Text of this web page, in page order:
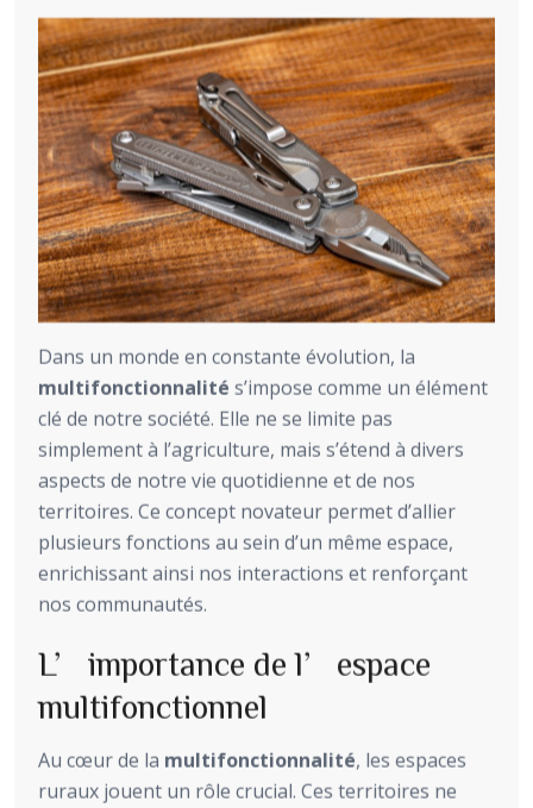
Dans un monde en constante évolution, la
multifonctionnalité s’impose comme un élément
clé de notre société. Elle ne se limite pas
simplement à l’agriculture, mais s’étend à divers
aspects de notre vie quotidienne et de nos
territoires. Ce concept novateur permet d’allier
plusieurs fonctions au sein d’un même espace,
enrichissant ainsi nos interactions et renforçant
nos communautés.
L’importance de l’espace
multifonctionnel
Au cœur de la multifonctionnalité, les espaces
ruraux jouent un rôle crucial. Ces territoires ne